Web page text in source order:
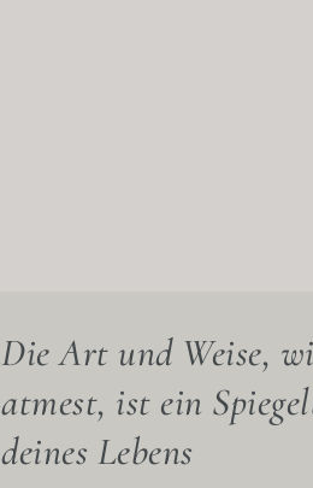
Die Art und Weise,
atmest, ist ein
deines Lebens